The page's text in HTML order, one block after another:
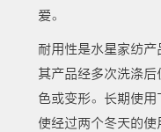
爱。
耐用性是水星家纺产
其产品经多次洗涤
色或变形。长期使
使经过两个冬天的